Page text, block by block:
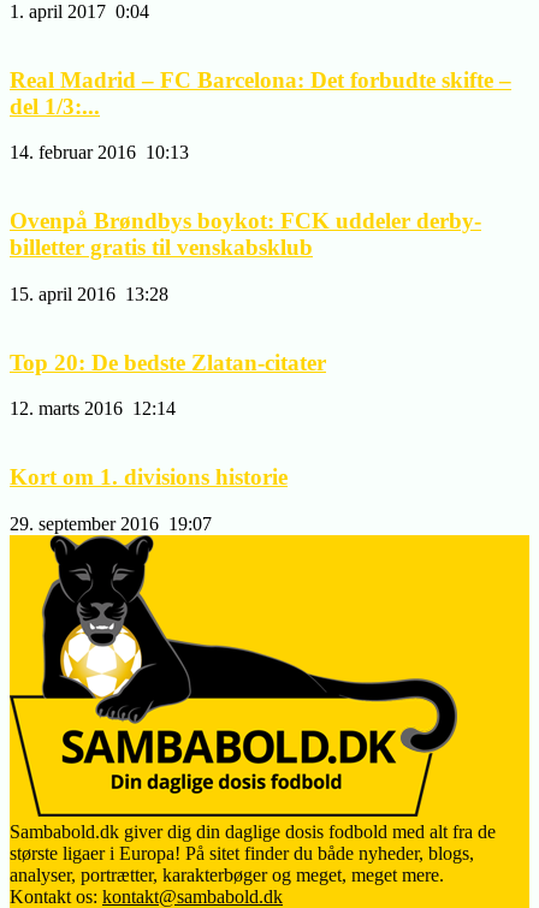
1. april 2017 0:04
Real Madrid – FC Barcelona: Det forbudte skifte –
del 1/3:...
14. februar 2016 10:13
Ovenpå Brøndbys boykot: FCK uddeler derby-
billetter gratis til venskabsklub
15. april 2016 13:28
Top 20: De bedste Zlatan-citater
12. marts 2016 12:14
Kort om 1. divisions historie
29. september 2016 19:07
Sambabold.dk giver dig din daglige dosis fodbold med alt fra de
største ligaer i Europa! På sitet finder du både nyheder, blogs,
analyser, portrætter, karakterbøger og meget, meget mere.
Kontakt os: kontakt@sambabold.dk